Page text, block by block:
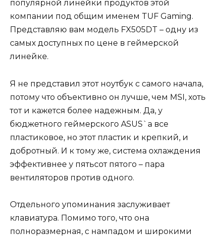
популярной линейки продуктов этой
компании под общим именем TUF Gaming.
Представляю вам модель FX505DT – одну из
самых доступных по цене в геймерской
линейке.
Я не представил этот ноутбук с самого начала,
потому что объективно он лучше, чем MSI, хоть
тот и кажется более надежным. Да, у
бюджетного геймерского ASUS`а все
пластиковое, но этот пластик и крепкий, и
добротный. И к тому же, система охлаждения
эффективнее у пятьсот пятого – пара
вентиляторов против одного.
Отдельного упоминания заслуживает
клавиатура. Помимо того, что она
полноразмерная, с нампадом и широкими